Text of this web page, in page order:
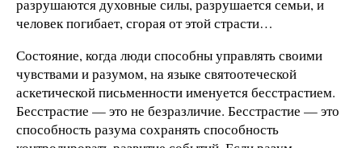
разрушаются духовные силы, разрушается семьи, и
человек погибает, сгорая от этой страсти…
Состояние, когда люди способны управлять своими
чувствами и разумом, на языке святоотеческой
аскетической письменности именуется бесстрастием.
Бесстрастие — это не безразличие. Бесстрастие — это
способность разума сохранять способность